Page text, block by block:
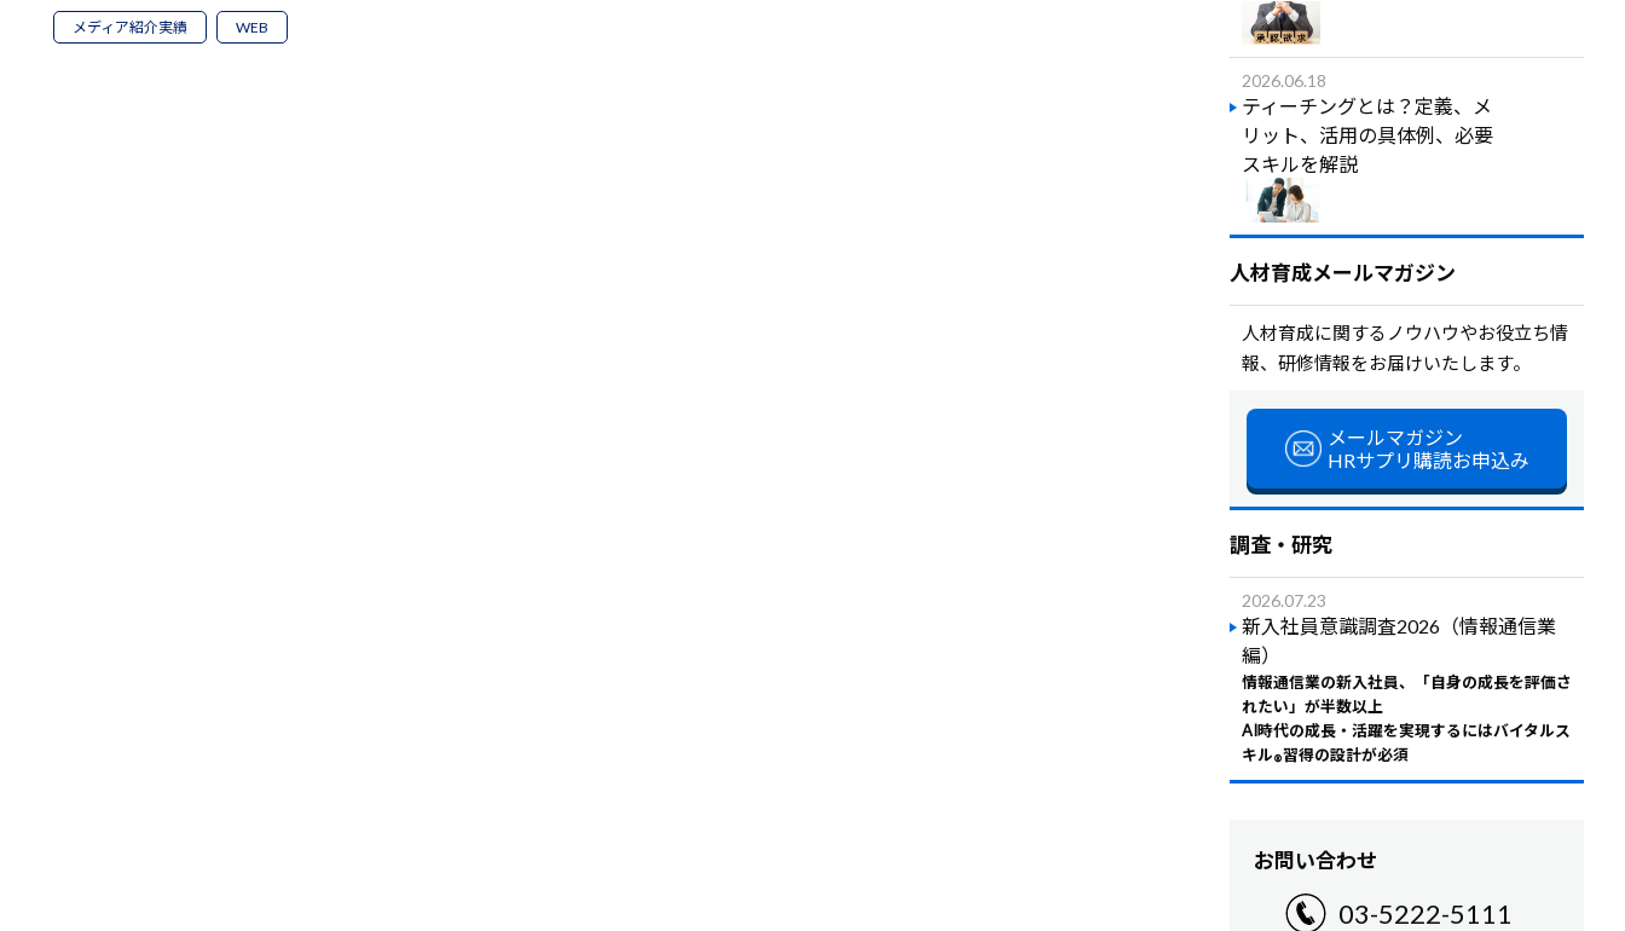
メディア紹介実績 WEB
2026.06.18
ティーチングとは？定義、メ
リット、活用の具体例、必要
スキルを解説
人材育成メールマガジン
人材育成に関するノウハウやお役立ち情
報、研修情報をお届けいたします。
メールマガジン
HRサプリ購読お申込み
調査・研究
2026.07.23
新入社員意識調査2026（情報通信業
編）
情報通信業の新入社員、「自身の成長を評価さ
れたい」が半数以上
AI時代の成長・活躍を実現するにはバイタルス
キル®習得の設計が必須
お問い合わせ
03-5222-5111